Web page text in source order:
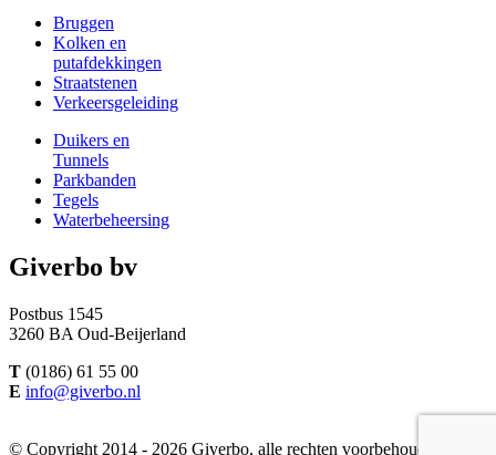
Bruggen
Kolken en
putafdekkingen
Straatstenen
Verkeersgeleiding
Duikers en
Tunnels
Parkbanden
Tegels
Waterbeheersing
Giverbo bv
Postbus 1545
3260 BA Oud-Beijerland
T (0186) 61 55 00
E info@giverbo.nl
© Copyright 2014 - 2026 Giverbo, alle rechten voorbehouden